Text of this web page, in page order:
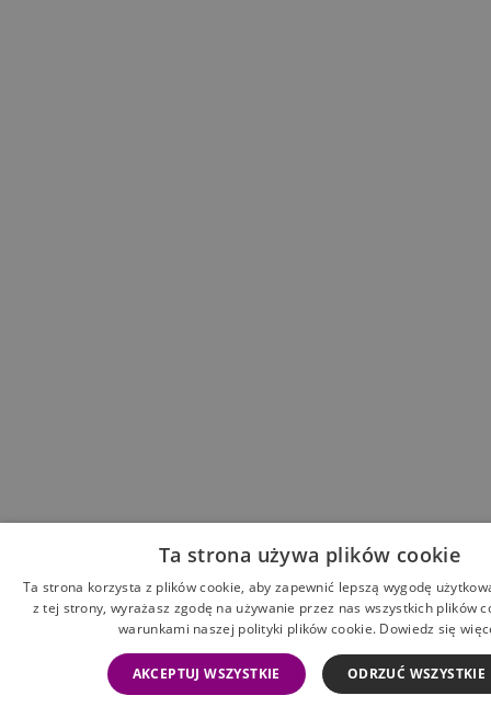
Ta strona używa plików cookie
Ta strona korzysta z plików cookie, aby zapewnić lepszą wygodę
z tej strony, wyrażasz zgodę na używanie przez nas wszystkich plików
warunkami naszej polityki plików cookie. Dowiedz się
AKCEPTUJ WSZYSTKIE ODRZUĆ WSZYSTKIE